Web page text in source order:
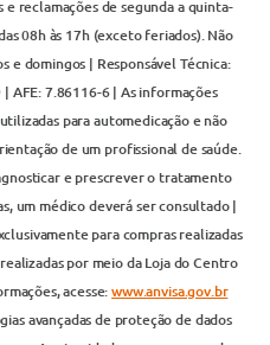
reclamações de segunda a quinta-
08h às 17h (exceto feriados). Não
e domingos | Responsável Técnica:
AFE: 7.86116-6 | As informações
para automedicação e não
de um profissional de saúde.
e prescrever o tratamento
um médico deverá ser consultado |
para compras realizadas
por meio da Loja do Centro
acesse:www.anvisa.gov.br
avançadas de proteção de dados